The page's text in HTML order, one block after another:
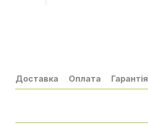
Доставка Оплата Гарантія